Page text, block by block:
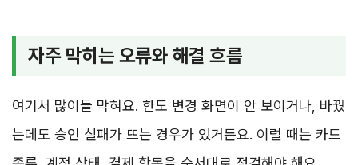
자주 막히는 오류와 해결 흐름
여기서 많이들 막혀요. 한도 변경 화면이 안 보이거나, 바꿨
는데도 승인 실패가 뜨는 경우가 있거든요. 이럴 때는 카드